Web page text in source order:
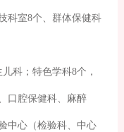
科室8个、群体保健科
科；特色学科8个，
口腔保健科、麻醉
中心（检验科、中心